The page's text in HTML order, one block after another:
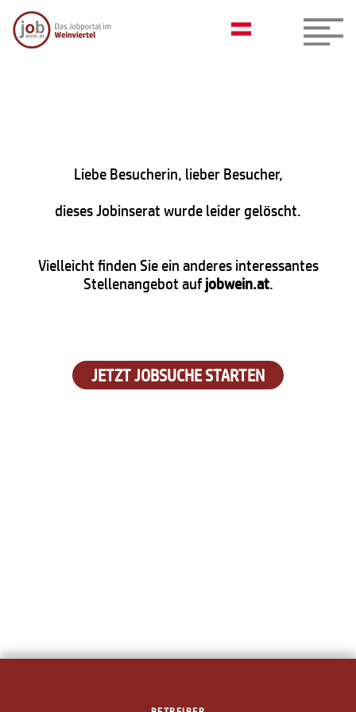
Liebe Besucherin, lieber Besucher,
dieses Jobinserat wurde leider gelöscht.
Vielleicht finden Sie ein anderes interessantes
Stellenangebot aufjobwein.at.
JETZT JOBSUCHE STARTEN